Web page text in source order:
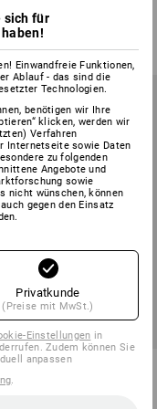
€
Satz für e.s.
pro
sich für
Einwandfreie Funktionen,
Ablauf - das sind die
Technologien.
benötigen wir Ihre
klicken, werden wir
Verfahren
Internetseite sowie Daten
zu folgenden
Angebote und
sowie
nicht wünschen, können
gegen den Einsatz
Privatkunde
(Preise mit MwSt.)
Einstellungen in
Zudem können Sie
anpassen